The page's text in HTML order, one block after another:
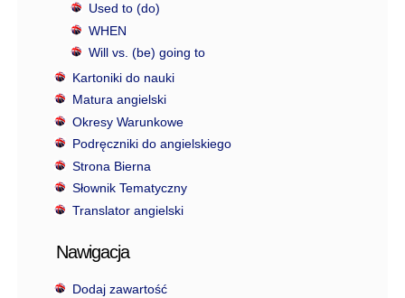
Used to (do)
WHEN
Will vs. (be) going to
Kartoniki do nauki
Matura angielski
Okresy Warunkowe
Podręczniki do angielskiego
Strona Bierna
Słownik Tematyczny
Translator angielski
Nawigacja
Dodaj zawartość